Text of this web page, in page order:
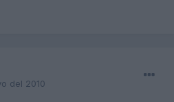
del 2010